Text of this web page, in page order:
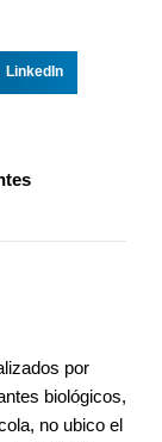
LinkedIn
por
biológicos,
no ubico el